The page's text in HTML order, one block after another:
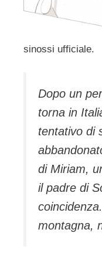
sinossi ufficiale.
Dopo un
torna in
tentativo di
di Miriam,
il padre di
montagna,